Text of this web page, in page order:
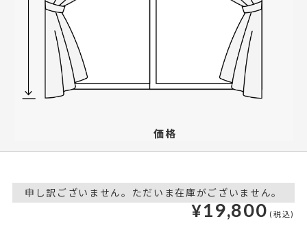
価格
申し訳ございません。ただいま在庫がございません。
¥19,800